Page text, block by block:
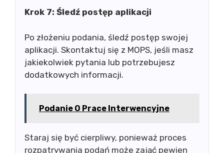
Krok 7: Śledź postęp aplikacji
Po złożeniu podania, śledź postęp swojej
aplikacji. Skontaktuj się z MOPS, jeśli masz
jakiekolwiek pytania lub potrzebujesz
dodatkowych informacji.
Podanie O Prace Interwencyjne
Staraj się być cierpliwy, ponieważ proces
rozpatrywania podań może zająć pewien